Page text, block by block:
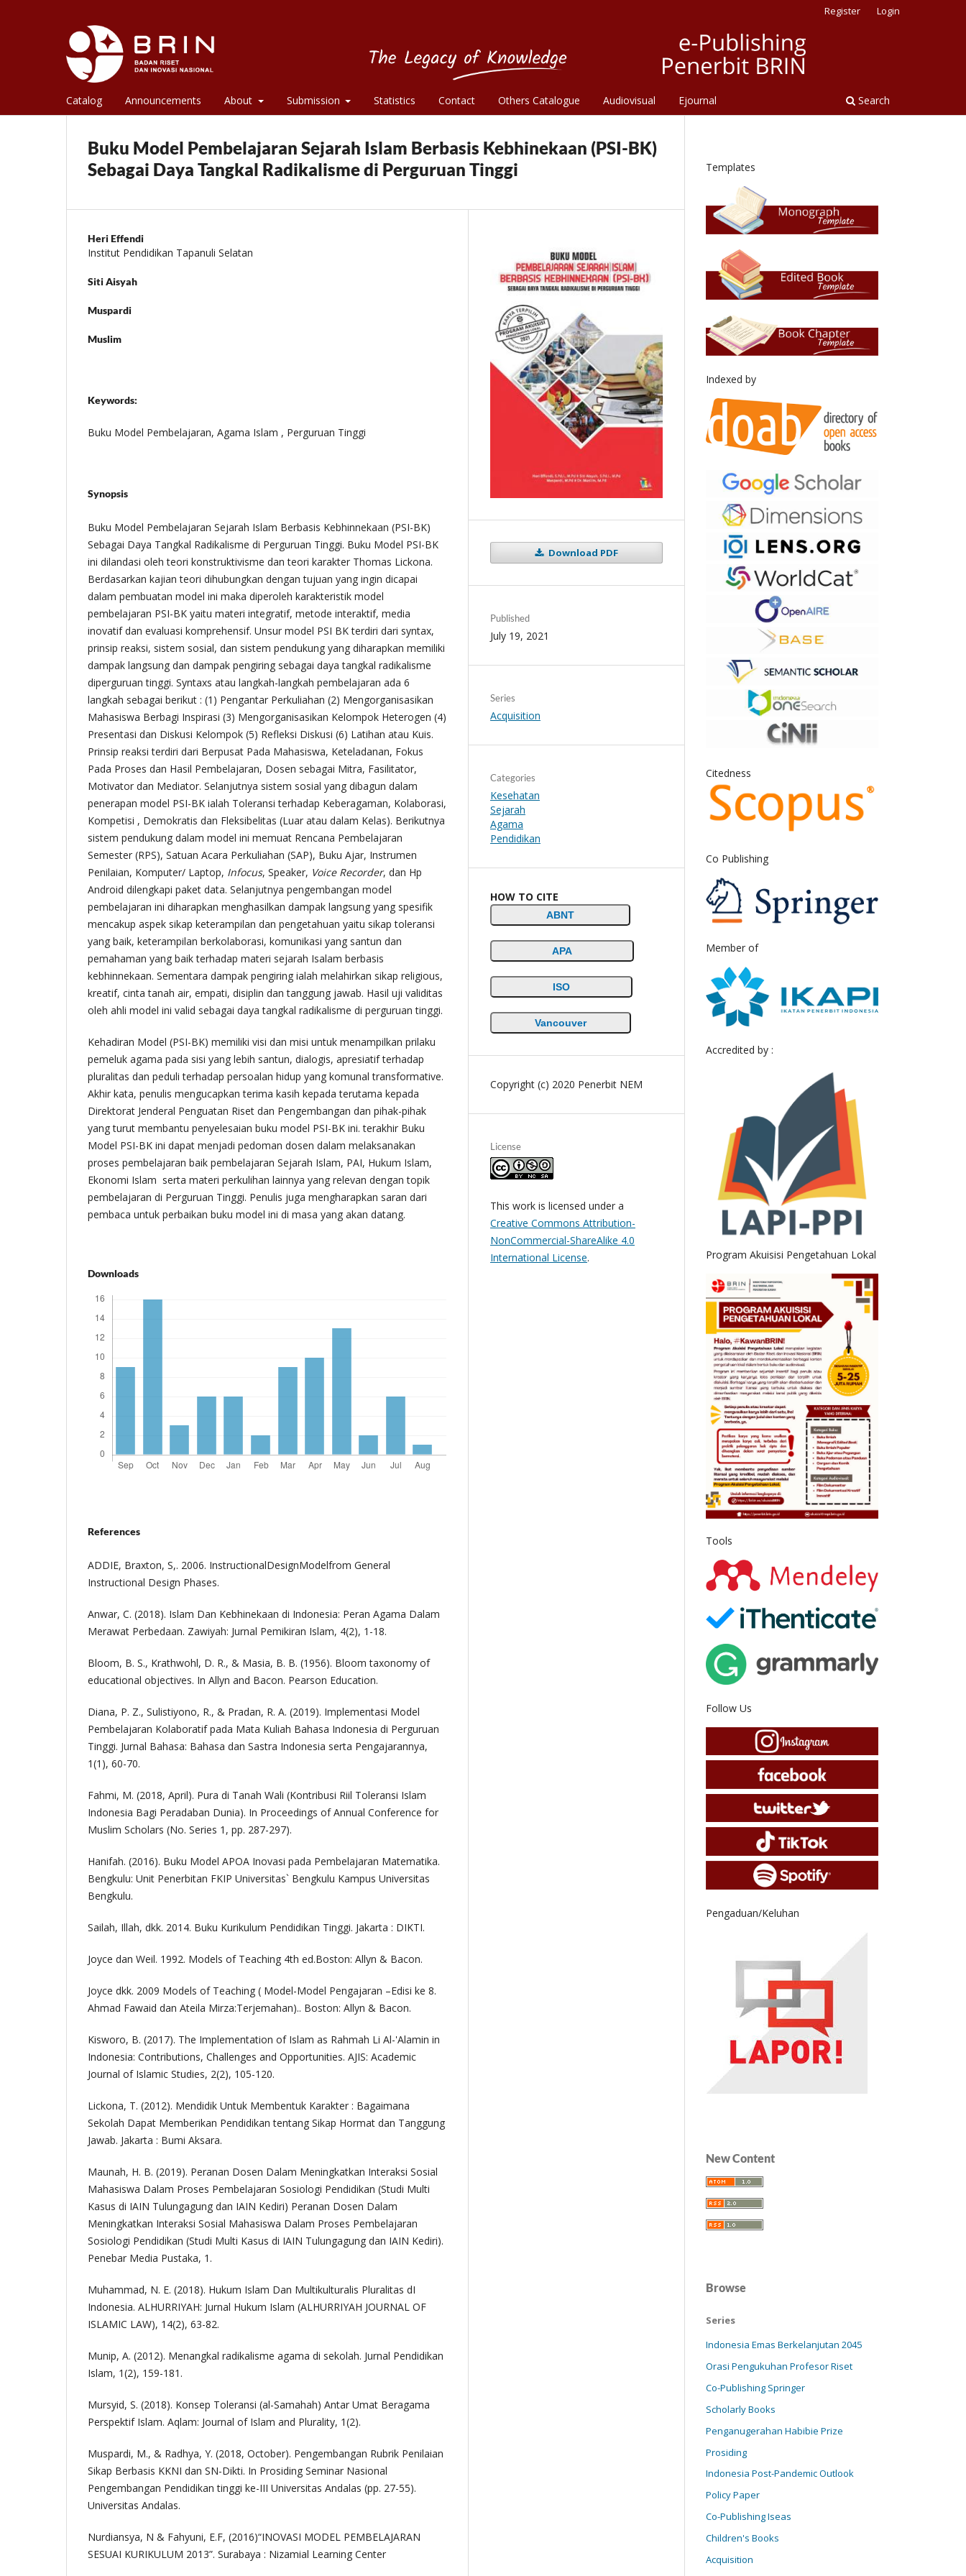
Catalog Announcements About Submission Statistics Contact Others Catalogue Audiovisual Ejournal Search
Register Login
Buku Model Pembelajaran Sejarah Islam Berbasis Kebhinekaan (PSI-BK)
Sebagai Daya Tangkal Radikalisme di Perguruan Tinggi
Heri Effendi
Institut Pendidikan Tapanuli Selatan
Siti Aisyah
Muspardi
Muslim
Keywords:
Buku Model Pembelajaran, Agama Islam , Perguruan Tinggi
Synopsis
Buku Model Pembelajaran Sejarah Islam Berbasis Kebhinnekaan (PSI-BK)
Sebagai Daya Tangkal Radikalisme di Perguruan Tinggi. Buku Model PSI-BK
ini dilandasi oleh teori konstruktivisme dan teori karakter Thomas Lickona.
Berdasarkan kajian teori dihubungkan dengan tujuan yang ingin dicapai
dalam pembuatan model ini maka diperoleh karakteristik model
pembelajaran PSI-BK yaitu materi integratif, metode interaktif, media
inovatif dan evaluasi komprehensif. Unsur model PSI BK terdiri dari syntax,
prinsip reaksi, sistem sosial, dan sistem pendukung yang diharapkan memiliki
dampak langsung dan dampak pengiring sebagai daya tangkal radikalisme
diperguruan tinggi. Syntaxs atau langkah-langkah pembelajaran ada 6
langkah sebagai berikut : (1) Pengantar Perkuliahan (2) Mengorganisasikan
Mahasiswa Berbagi Inspirasi (3) Mengorganisasikan Kelompok Heterogen (4)
Presentasi dan Diskusi Kelompok (5) Refleksi Diskusi (6) Latihan atau Kuis.
Prinsip reaksi terdiri dari Berpusat Pada Mahasiswa, Keteladanan, Fokus
Pada Proses dan Hasil Pembelajaran, Dosen sebagai Mitra, Fasilitator,
Motivator dan Mediator. Selanjutnya sistem sosial yang dibagun dalam
penerapan model PSI-BK ialah Toleransi terhadap Keberagaman, Kolaborasi,
Kompetisi , Demokratis dan Fleksibelitas (Luar atau dalam Kelas). Berikutnya
sistem pendukung dalam model ini memuat Rencana Pembelajaran
Semester (RPS), Satuan Acara Perkuliahan (SAP), Buku Ajar, Instrumen
Penilaian, Komputer/ Laptop, Infocus, Speaker, Voice Recorder, dan Hp
Android dilengkapi paket data. Selanjutnya pengembangan model
pembelajaran ini diharapkan menghasilkan dampak langsung yang spesifik
mencakup aspek sikap keterampilan dan pengetahuan yaitu sikap toleransi
yang baik, keterampilan berkolaborasi, komunikasi yang santun dan
pemahaman yang baik terhadap materi sejarah Isalam berbasis
kebhinnekaan. Sementara dampak pengiring ialah melahirkan sikap religious,
kreatif, cinta tanah air, empati, disiplin dan tanggung jawab. Hasil uji validitas
oleh ahli model ini valid sebagai daya tangkal radikalisme di perguruan tinggi.
Kehadiran Model (PSI-BK) memiliki visi dan misi untuk menampilkan prilaku
pemeluk agama pada sisi yang lebih santun, dialogis, apresiatif terhadap
pluralitas dan peduli terhadap persoalan hidup yang komunal transformative.
Akhir kata, penulis mengucapkan terima kasih kepada terutama kepada
Direktorat Jenderal Penguatan Riset dan Pengembangan dan pihak-pihak
yang turut membantu penyelesaian buku model PSI-BK ini. terakhir Buku
Model PSI-BK ini dapat menjadi pedoman dosen dalam melaksanakan
proses pembelajaran baik pembelajaran Sejarah Islam, PAI, Hukum Islam,
Ekonomi Islam serta materi perkulihan lainnya yang relevan dengan topik
pembelajaran di Perguruan Tinggi. Penulis juga mengharapkan saran dari
pembaca untuk perbaikan buku model ini di masa yang akan datang.
Downloads
References
ADDIE, Braxton, S,. 2006. InstructionalDesignModelfrom General
Instructional Design Phases.
Anwar, C. (2018). Islam Dan Kebhinekaan di Indonesia: Peran Agama Dalam
Merawat Perbedaan. Zawiyah: Jurnal Pemikiran Islam, 4(2), 1-18.
Bloom, B. S., Krathwohl, D. R., & Masia, B. B. (1956). Bloom taxonomy of
educational objectives. In Allyn and Bacon. Pearson Education.
Diana, P. Z., Sulistiyono, R., & Pradan, R. A. (2019). Implementasi Model
Pembelajaran Kolaboratif pada Mata Kuliah Bahasa Indonesia di Perguruan
Tinggi. Jurnal Bahasa: Bahasa dan Sastra Indonesia serta Pengajarannya,
1(1), 60-70.
Fahmi, M. (2018, April). Pura di Tanah Wali (Kontribusi Riil Toleransi Islam
Indonesia Bagi Peradaban Dunia). In Proceedings of Annual Conference for
Muslim Scholars (No. Series 1, pp. 287-297).
Hanifah. (2016). Buku Model APOA Inovasi pada Pembelajaran Matematika.
Bengkulu: Unit Penerbitan FKIP Universitas` Bengkulu Kampus Universitas
Bengkulu.
Sailah, Illah, dkk. 2014. Buku Kurikulum Pendidikan Tinggi. Jakarta : DIKTI.
Joyce dan Weil. 1992. Models of Teaching 4th ed.Boston: Allyn & Bacon.
Joyce dkk. 2009 Models of Teaching ( Model-Model Pengajaran –Edisi ke 8.
Ahmad Fawaid dan Ateila Mirza:Terjemahan).. Boston: Allyn & Bacon.
Kisworo, B. (2017). The Implementation of Islam as Rahmah Li Al-'Alamin in
Indonesia: Contributions, Challenges and Opportunities. AJIS: Academic
Journal of Islamic Studies, 2(2), 105-120.
Lickona, T. (2012). Mendidik Untuk Membentuk Karakter : Bagaimana
Sekolah Dapat Memberikan Pendidikan tentang Sikap Hormat dan Tanggung
Jawab. Jakarta : Bumi Aksara.
Maunah, H. B. (2019). Peranan Dosen Dalam Meningkatkan Interaksi Sosial
Mahasiswa Dalam Proses Pembelajaran Sosiologi Pendidikan (Studi Multi
Kasus di IAIN Tulungagung dan IAIN Kediri) Peranan Dosen Dalam
Meningkatkan Interaksi Sosial Mahasiswa Dalam Proses Pembelajaran
Sosiologi Pendidikan (Studi Multi Kasus di IAIN Tulungagung dan IAIN Kediri).
Penebar Media Pustaka, 1.
Muhammad, N. E. (2018). Hukum Islam Dan Multikulturalis Pluralitas dI
Indonesia. ALHURRIYAH: Jurnal Hukum Islam (ALHURRIYAH JOURNAL OF
ISLAMIC LAW), 14(2), 63-82.
Munip, A. (2012). Menangkal radikalisme agama di sekolah. Jurnal Pendidikan
Islam, 1(2), 159-181.
Mursyid, S. (2018). Konsep Toleransi (al-Samahah) Antar Umat Beragama
Perspektif Islam. Aqlam: Journal of Islam and Plurality, 1(2).
Muspardi, M., & Radhya, Y. (2018, October). Pengembangan Rubrik Penilaian
Sikap Berbasis KKNI dan SN-Dikti. In Prosiding Seminar Nasional
Pengembangan Pendidikan tinggi ke-III Universitas Andalas (pp. 27-55).
Universitas Andalas.
Nurdiansya, N & Fahyuni, E.F, (2016)“INOVASI MODEL PEMBELAJARAN
SESUAI KURIKULUM 2013”. Surabaya : Nizamial Learning Center
Download PDF
Published
July 19, 2021
Series
Acquisition
Categories
Kesehatan
Sejarah
Agama
Pendidikan
HOW TO CITE
ABNT
APA
ISO
Vancouver
Copyright (c) 2020 Penerbit NEM
License
This work is licensed under a
Creative Commons Attribution-
NonCommercial-ShareAlike 4.0
International License.
Templates
Indexed by
Citedness
Co Publishing
Member of
Accredited by :
Program Akuisisi Pengetahuan Lokal
Tools
Follow Us
Pengaduan/Keluhan
New Content
Browse
Series
Indonesia Emas Berkelanjutan 2045
Orasi Pengukuhan Profesor Riset
Co-Publishing Springer
Scholarly Books
Penganugerahan Habibie Prize
Prosiding
Indonesia Post-Pandemic Outlook
Policy Paper
Co-Publishing Iseas
Children's Books
Acquisition